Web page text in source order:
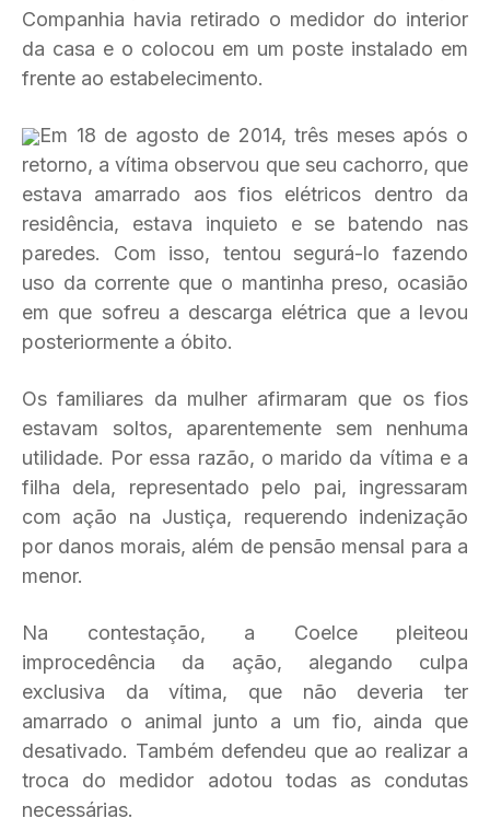
Companhia havia retirado o medidor do interior
da casa e o colocou em um poste instalado em
frente ao estabelecimento.
Em 18 de agosto de 2014, três meses após o
retorno, a vítima observou que seu cachorro, que
estava amarrado aos fios elétricos dentro da
residência, estava inquieto e se batendo nas
paredes. Com isso, tentou segurá-lo fazendo
uso da corrente que o mantinha preso, ocasião
em que sofreu a descarga elétrica que a levou
posteriormente a óbito.
Os familiares da mulher afirmaram que os fios
estavam soltos, aparentemente sem nenhuma
utilidade. Por essa razão, o marido da vítima e a
filha dela, representado pelo pai, ingressaram
com ação na Justiça, requerendo indenização
por danos morais, além de pensão mensal para a
menor.
Na contestação, a Coelce pleiteou
improcedência da ação, alegando culpa
exclusiva da vítima, que não deveria ter
amarrado o animal junto a um fio, ainda que
desativado. Também defendeu que ao realizar a
troca do medidor adotou todas as condutas
necessárias.